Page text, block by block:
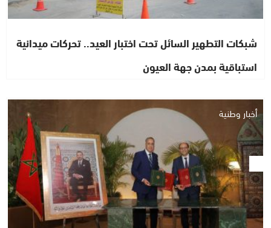
شبكات التطهير السائل تحت اختبار العيد.. تحركات ميدانية
استباقية بمدن جهة العيون
أخبار وطنية